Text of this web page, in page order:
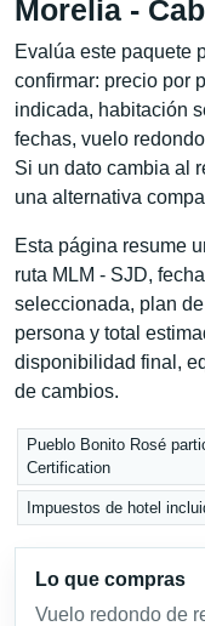
Morelia -
Evalúa este paquete
confirmar: precio por
indicada, habitación
fechas, vuelo
Si un dato cambia al
una alternativa
Esta página resume
ruta MLM - SJD,
seleccionada, plan
persona y total
disponibilidad final,
de cambios.
Pueblo Bonito Rosé
Certification
Impuestos de hotel
Lo que compras
Vuelo redondo de